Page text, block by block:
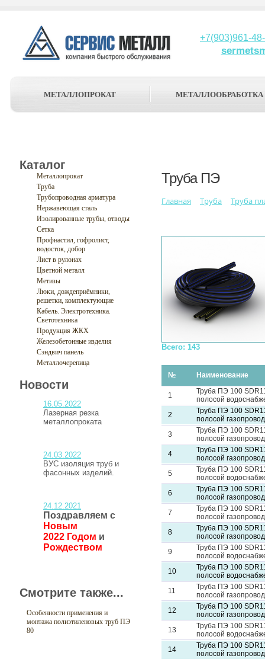
+7(903)961-
МЕТАЛЛОПРОКАТ МЕТАЛЛООБРАБОТКА
Каталог
Металлопрокат
Труба
Трубопроводная арматура
Нержавеющая сталь
Изолированные трубы, отводы
Сетка
Профнастил, гофролист,
водосток, добор
Лист в рулонах
Цветной металл
Метизы
Люки, дождеприёмники,
решетки, комплектующие
Кабель. Электротехника.
Светотехника
Продукция ЖКХ
Железобетонные изделия
Сэндвич панель
Металлочерепица
Новости
16.05.2022
Лазерная резка
металлопроката
24.03.2022
ВУС изоляция труб и
фасонных изделий.
24.12.2021
Поздравляем с
Новым
2022 Годом и
Рождеством
Смотрите также...
Особенности применения и
монтажа полиэтиленовых труб ПЭ
80
Труба ПЭ
Главная Труба Труба
Всего: 143
№ Наименование
1
Труба ПЭ 100
полосой
2
Труба ПЭ 100
полосой газопровод
3
Труба ПЭ 100
полосой газопровод
4
Труба ПЭ 100
полосой газопровод
5
Труба ПЭ 100
полосой
6
Труба ПЭ 100
полосой газопровод
7
Труба ПЭ 100
полосой газопровод
8
Труба ПЭ 100
полосой газопровод
9
Труба ПЭ 100
полосой
10
Труба ПЭ 100
полосой
11
Труба ПЭ 100
полосой газопровод
12
Труба ПЭ 100
полосой газопровод
13
Труба ПЭ 100
полосой
14
Труба ПЭ 100
полосой газопровод